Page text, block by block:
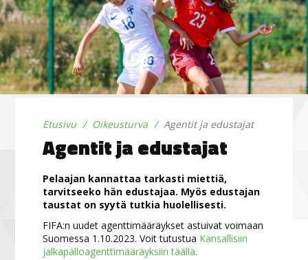
Etusivu Oikeusturva Agentit ja edustajat
Agentit ja edustajat
Pelaajan kannattaa tarkasti miettiä,
tarvitseeko hän edustajaa. Myös edustajan
taustat on syytä tutkia huolellisesti.
FIFA:n uudet agenttimääräykset astuivat voimaan
Suomessa 1.10.2023. Voit tutustua Kansallisiin
jalkapalloagenttimääräyksiin täällä.